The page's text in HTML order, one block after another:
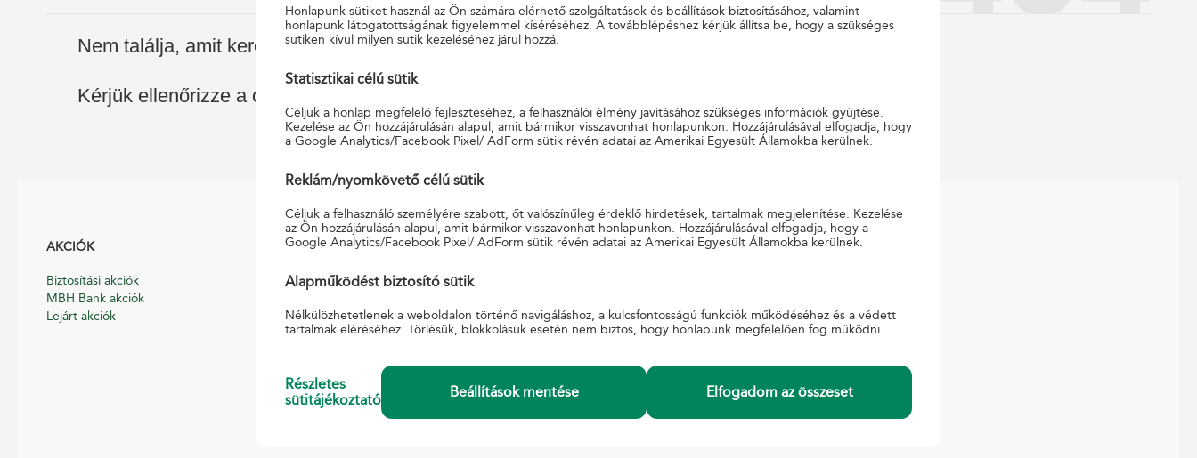
Nem találja, amit keresett?
Kérjük ellenőrizze a címet, vagy kezdje a főoldalon a keresést!
Honlapunk sütiket használ az Ön számára elérhető szolgáltatások és beállítások biztosításához, valamint
honlapunk látogatottságának figyelemmel kíséréséhez. A továbblépéshez kérjük állítsa be, hogy a szükséges
sütiken kívül milyen sütik kezeléséhez járul hozzá.
Statisztikai célú sütik
Céljuk a honlap megfelelő fejlesztéséhez, a felhasználói élmény javításához szükséges információk gyűjtése.
Kezelése az Ön hozzájárulásán alapul, amit bármikor visszavonhat honlapunkon. Hozzájárulásával elfogadja, hogy
a Google Analytics/Facebook Pixel/ AdForm sütik révén adatai az Amerikai Egyesült Államokba kerülnek.
Reklám/nyomkövető célú sütik
Céljuk a felhasználó személyére szabott, őt valószínűleg érdeklő hirdetések, tartalmak megjelenítése. Kezelése
az Ön hozzájárulásán alapul, amit bármikor visszavonhat honlapunkon. Hozzájárulásával elfogadja, hogy a
Google Analytics/Facebook Pixel/ AdForm sütik révén adatai az Amerikai Egyesült Államokba kerülnek.
Alapműködést biztosító sütik
Nélkülözhetetlenek a weboldalon történő navigáláshoz, a kulcsfontosságú funkciók működéséhez és a védett
tartalmak eléréséhez. Törlésük, blokkolásuk esetén nem biztos, hogy honlapunk megfelelően fog működni.
Részletes
sütitájékoztató
Beállítások mentése Elfogadom az összeset
AKCIÓK
Biztosítási akciók
MBH Bank akciók
Lejárt akciók
HASZNOS
Általános Szerződési Feltételek
Díjszabások
Nyomtatványminták
Pénzforgalmi, pénzügyi panaszkezelési
szabályzat
Süti tájékoztató
INFORMÁCIÓ
Beszerzések, pályázatok
Karrier
Akadálymentesítési nyilatkozat
Hivatali tárhely üzemzavar, üzemszünet.
Információátadási Szabályzat együttműködő
szervek
KAPCSOLAT
E-ügyintézés